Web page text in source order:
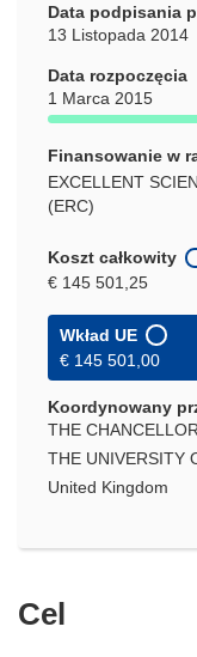
Data podpisania
13 Listopada 2014
Data rozpoczęcia
1 Marca 2015
Finansowanie w
EXCELLENT
(ERC)
Koszt całkowity
€ 145 501,25
Wkład UE
€ 145 501,00
Koordynowany
THE
THE UNIVERSITY
United Kingdom
Cel